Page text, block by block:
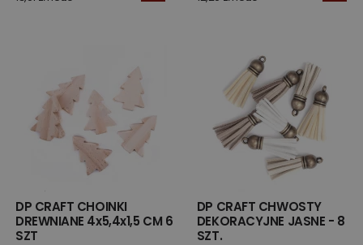
DP CRAFT CHOINKI
DREWNIANE 4x5,4x1,5 CM 6
SZT
DP CRAFT CHWOSTY
DEKORACYJNE JASNE - 8
SZT.